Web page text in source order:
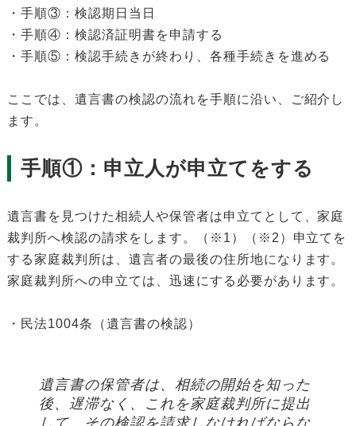
・手順③：検認期日当日
・手順④：検認済証明書を申請する
・手順⑤：検認手続きが終わり、各種手続きを進める
ここでは、遺言書の検認の流れを手順に沿い、ご紹介し
ます。
手順①：申立人が申立てをする
遺言書を見つけた相続人や保管者は申立てとして、家庭
裁判所へ検認の請求をします。（※1）（※2）申立てを
する家庭裁判所は、遺言者の最後の住所地になります。
家庭裁判所への申立ては、迅速にする必要があります。
・民法1004条（遺言書の検認）
遺言書の保管者は、相続の開始を知った
後、遅滞なく、これを家庭裁判所に提出